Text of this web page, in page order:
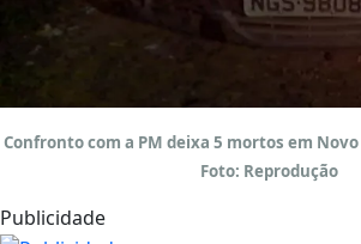
Confronto com a PM deixa 5 mortos em
Foto: Reprodução
Publicidade